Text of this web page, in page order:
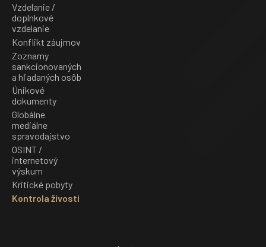
Vzdelanie /
doplnkové
vzdelanie
Konflikt záujmov
Zoznamy
sankcionovaných
a hľadaných osôb
Únikové
dokumenty
Globálne
mediálne
spravodajstvo
OSINT /
internetový
výskum
Kritické pobyty
Kontrola živosti